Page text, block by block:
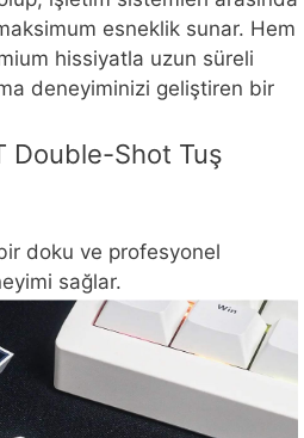
esneklik sunar. Hem
hissiyatla uzun süreli
deneyiminizi geliştiren bir
Double-Shot Tuş
doku ve profesyonel
sağlar.